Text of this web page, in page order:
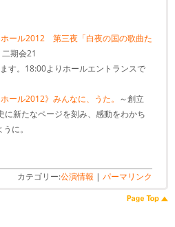
ホール2012 第三夜「白夜の国の歌曲た
二期会21
す。18:00よりホールエントランスで
ール2012》みんなに、うた。 ～創立
新たなページを刻み、感動をわかち
に。
カテゴリー:公演情報 | パーマリンク